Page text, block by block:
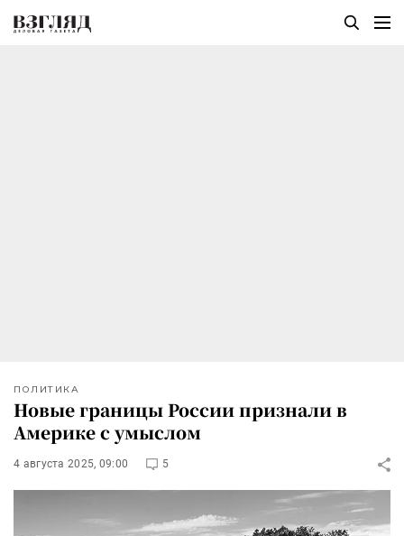
ПОЛИТИКА
Новые границы России признали в
Америке с умыслом
4 августа 2025, 09:00 5